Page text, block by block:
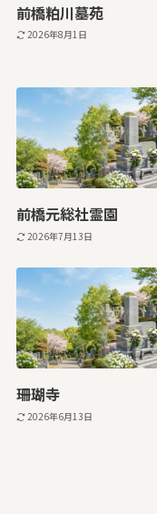
前橋粕川墓苑
2026年8月1日
前橋元総社霊園
2026年7月13日
珊瑚寺
2026年6月13日